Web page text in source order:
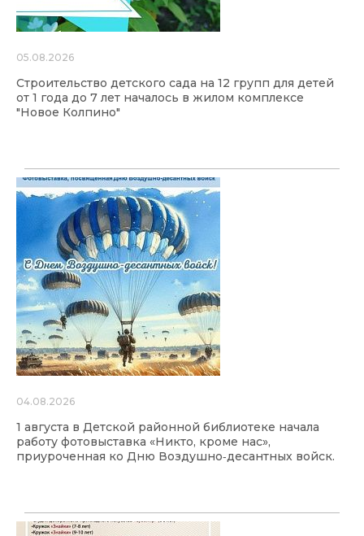
05.08.2026
Строительство детского сада на 12 групп для детей
от 1 года до 7 лет началось в жилом комплексе
"Новое Колпино"
04.08.2026
1 августа в Детской районной библиотеке начала
работу фотовыставка «Никто, кроме нас»,
приуроченная ко Дню Воздушно‑десантных войск.